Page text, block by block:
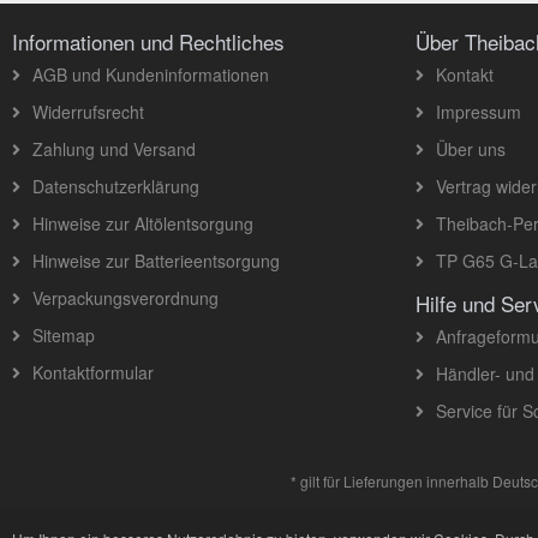
Informationen und Rechtliches
AGB und Kundeninformationen
Widerrufsrecht
Zahlung und Versand
Datenschutzerklärung
Hinweise zur Altölentsorgung
Hinweise zur Batterieentsorgung
Verpackungsverordnung
Sitemap
Kontaktformular
Über
Kontakt
Impressum
Über uns
Vertrag
Theibach-
TP G65 G-
Hilfe und
Händler-
Service für
* gilt für Lieferungen innerhalb